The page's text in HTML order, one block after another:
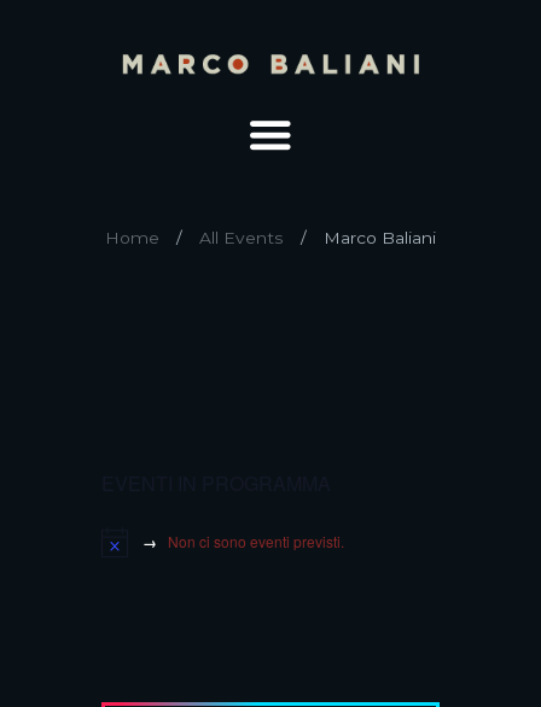
Home All Events Marco Baliani
Non ci sono eventi previsti.